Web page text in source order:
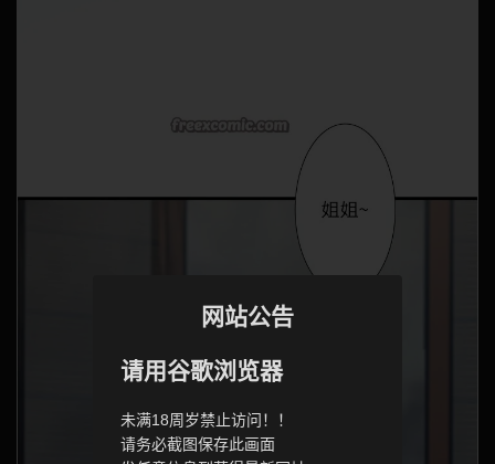
网站公告
请用谷歌浏览器
未满18周岁禁止访问！！
请务必截图保存此画面